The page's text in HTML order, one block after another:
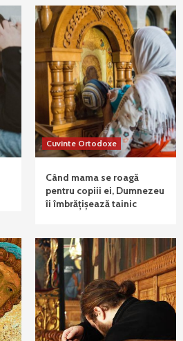
Cuvinte Ortodoxe
Când mama se roagă
pentru copiii ei, Dumnezeu
îi îmbrățișează tainic